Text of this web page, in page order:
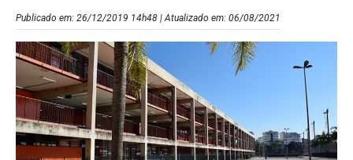
Publicado em: 26/12/2019 14h48 | Atualizado em: 06/08/2021